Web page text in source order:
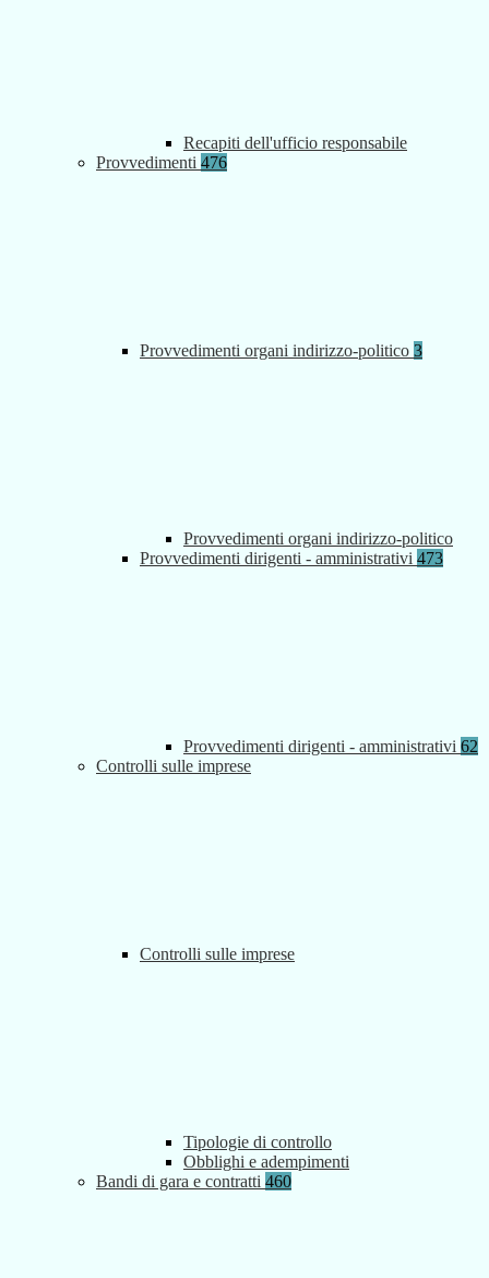
Recapiti dell'ufficio responsabile
Provvedimenti 476
Provvedimenti organi indirizzo-politico 3
Provvedimenti organi indirizzo-politico
Provvedimenti dirigenti - amministrativi 473
Provvedimenti dirigenti - amministrativi 62
Controlli sulle imprese
Controlli sulle imprese
Tipologie di controllo
Obblighi e adempimenti
Bandi di gara e contratti 460